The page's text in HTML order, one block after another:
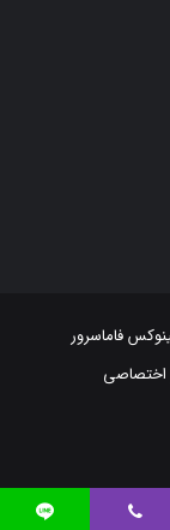
فاماسرور
اختصاصی